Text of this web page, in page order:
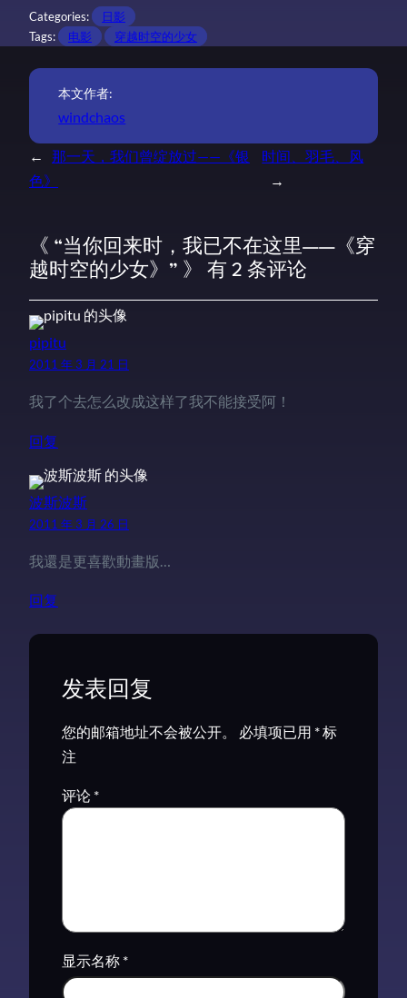
Categories:
日影
Tags:
电影 穿越时空的少女
本文作者:
windchaos
←
那一天，我们曾绽放过——《银
色》
时间、羽毛、风
→
《 “当你回来时，我已不在这里——《穿
越时空的少女》” 》 有 2 条评论
pipitu
2011 年 3 月 21 日
我了个去怎么改成这样了我不能接受阿！
回复
波斯波斯
2011 年 3 月 26 日
我還是更喜歡動畫版…
回复
发表回复
您的邮箱地址不会被公开。 必填项已用 *标
注
评论 *
显示名称 *